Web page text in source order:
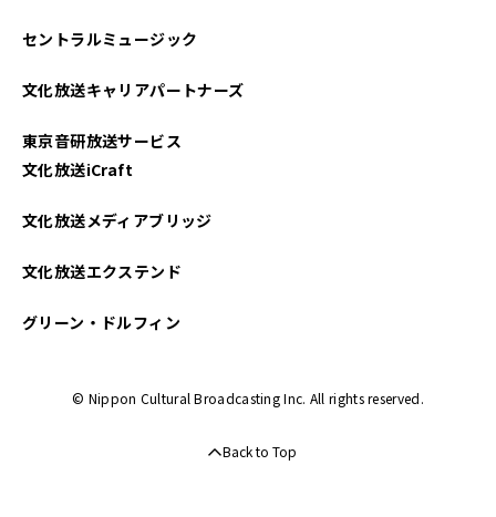
2023年08月
2023年07月
2023年06月
セントラルミュージック
文化放送キャリアパートナーズ
東京音研放送サービス
文化放送iCraft
文化放送メディアブリッジ
文化放送エクステンド
グリーン・ドルフィン
© Nippon Cultural Broadcasting Inc. All rights reserved.
Back to Top